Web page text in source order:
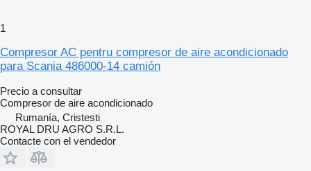
1
Compresor AC pentru compresor de aire acondicionado
para Scania 486000-14 camión
Precio a consultar
Compresor de aire acondicionado
Rumanía, Cristesti
ROYAL DRU AGRO S.R.L.
Contacte con el vendedor